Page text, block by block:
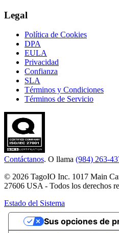
Legal
Política de Cookies
DPA
EULA
Privacidad
Confianza
SLA
Términos y Condiciones
Términos de Servicio
Contáctanos. O llama (984) 263-
© 2026 TagoIO Inc. 1017 Main
27606 USA - Todos los derechos
Estado del Sistema
Sus opciones de